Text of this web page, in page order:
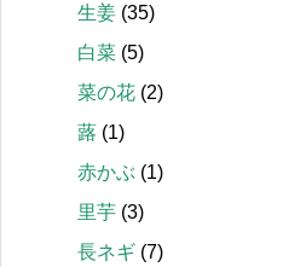
生姜 (35)
白菜 (5)
菜の花 (2)
蕗 (1)
赤かぶ (1)
里芋 (3)
長ネギ (7)